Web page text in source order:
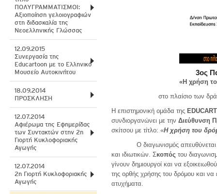
ΠΟΛΥΓΡΑΜΜΑΤΙΣΜΟΙ:
Αξιοποίηση γελοιογραφιών
στη διδασκαλία της
Νεοελληνικής Γλώσσας
12.09.2015
Συνεργασία της
Educartoon με το Ελληνικό
Μουσείο Αυτοκινήτου
18.09.2014
ΠΡΟΣΚΛΗΣΗ
12.07.2014
Αφιέρωμα της Εφημερίδας
των Συντακτών στην 2η
Γιορτή Κυκλοφοριακής
Αγωγής
12.07.2014
2η Γιορτή Κυκλοφοριακής
Αγωγής
3ος
«Η χρήση
στο πλαίσιο των
Η επιστημονική ομάδα της
συνδιοργανώνει με την Διεύθυνση
σκίτσου με τίτλο: «Η χρήση του
Ο διαγωνισμός
και ιδιωτικών. Σκοπός του
γίνουν δημιουργοί και να
της ορθής χρήσης του δρόμου και
ατυχήματα.